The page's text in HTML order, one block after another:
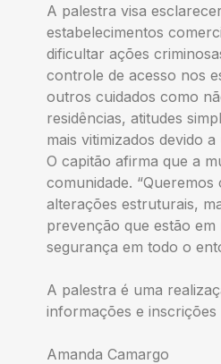
A palestra visa
estabelecimentos
dificultar ações
controle de acesso nos
outros cuidados como
residências, atitudes
mais vitimizados devido
O capitão afirma que a
comunidade.
alterações estruturais,
prevenção que estão em
segurança em todo o
A palestra é uma
informações e
Amanda Camargo